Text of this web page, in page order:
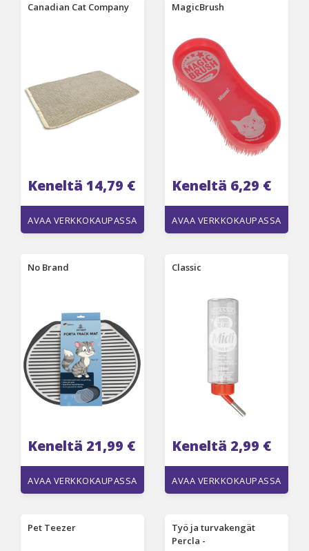
Canadian Cat Company
Keneltä 14,79 €
AVAA VERKKOKAUPASSA
MagicBrush
Keneltä 6,29 €
AVAA VERKKOKAUPASSA
No Brand
Keneltä 21,99 €
AVAA VERKKOKAUPASSA
Classic
Keneltä 2,99 €
AVAA VERKKOKAUPASSA
Pet Teezer
Työ ja turvakengät
Percla -